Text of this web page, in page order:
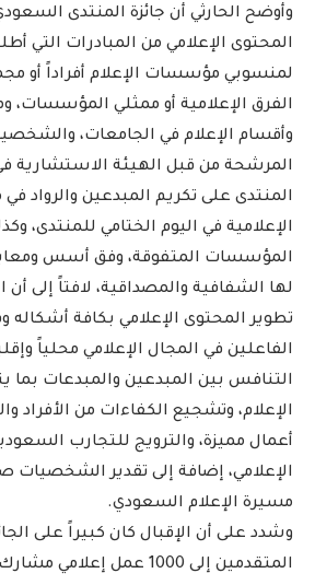
وأوضح الحارثي أن جائزة المنتدى
المحتوى الإعلامي من المبادرات التي
لمنسوبي مؤسسات الإعلام أفراداً أو
الفرق الإعلامية أو ممثلي المؤسسات،
وأقسام الإعلام في الجامعات،
المرشحة من قبل الهيئة الاستشارية في
المنتدى على تكريم المبدعين والرواد
الإعلامية في اليوم الختامي للمنتدى،
المؤسسات المتفوقة، وفق أسس
لها الشفافية والمصداقية، لافتاً إلى أن
تطوير المحتوى الإعلامي بكافة أشكاله
الفاعلين في المجال الإعلامي محلياً
التنافس بين المبدعين والمبدعات
الإعلام، وتشجيع الكفاءات من الأفراد
أعمال مميزة، والترويج للتجارب
الإعلامي، إضافة إلى تقدير الشخصيات
مسيرة الإعلام السعودي.
وشدد على أن الإقبال كان كبيراً على
المتقدمين إلى 1000 عمل